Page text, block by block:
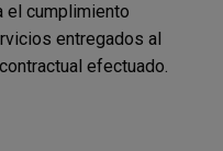
el cumplimiento
entregados al
efectuado.